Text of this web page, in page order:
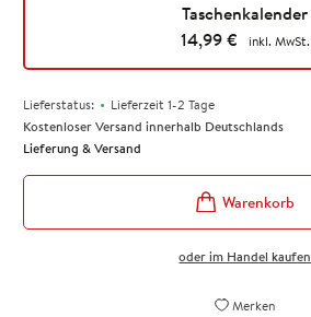
Taschenkalender
14,99€ inkl. MwSt.
Lieferstatus: • Lieferzeit 1-2 Tage
Kostenloser Versand innerhalb Deutschlands
Lieferung & Versand
oder im Handel kaufen
Merken